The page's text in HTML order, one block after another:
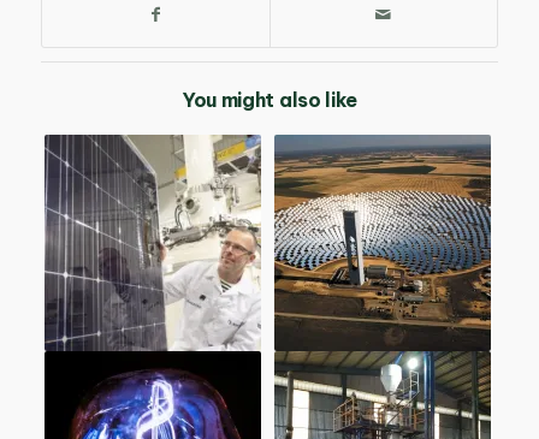
You might also like